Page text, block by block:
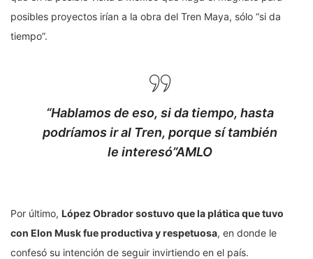
posibles proyectos irían a la obra del Tren Maya, sólo “si da
tiempo”.
“Hablamos de eso, si da tiempo, hasta
podríamos ir al Tren, porque sí también
le interesó”AMLO
Por último, López Obrador sostuvo que la plática que tuvo
con Elon Musk fue productiva y respetuosa, en donde le
confesó su intención de seguir invirtiendo en el país.